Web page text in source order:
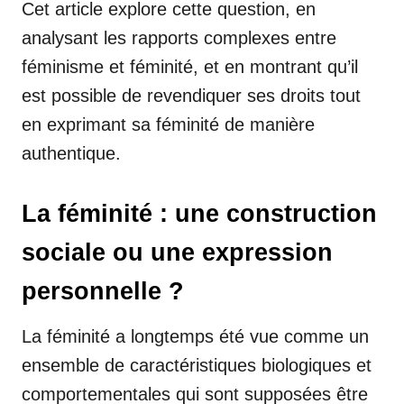
Cet article explore cette question, en
analysant les rapports complexes entre
féminisme et féminité, et en montrant qu’il
est possible de revendiquer ses droits tout
en exprimant sa féminité de manière
authentique.
La féminité : une construction
sociale ou une expression
personnelle ?
La féminité a longtemps été vue comme un
ensemble de caractéristiques biologiques et
comportementales qui sont supposées être